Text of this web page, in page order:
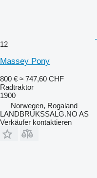
12
Massey Pony
800 € ≈ 747,60 CHF
Radtraktor
1900
Norwegen, Rogaland
LANDBRUKSSALG.NO AS
Verkäufer kontaktieren